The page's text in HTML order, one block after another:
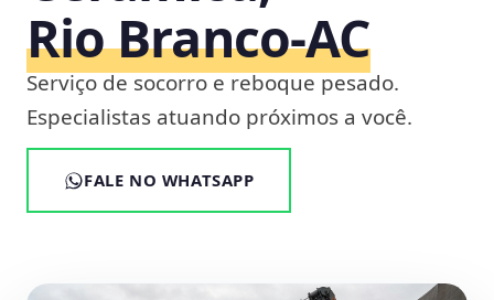
Rio Branco‑AC
Serviço de socorro e reboque pesado.
Especialistas atuando próximos a você.
FALE NO WHATSAPP